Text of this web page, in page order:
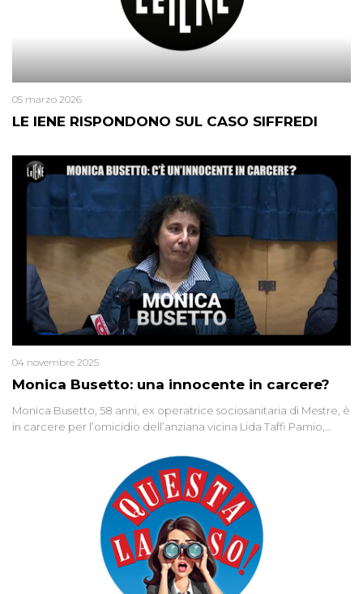
LE IENE RISPONDONO SUL CASO SIFFREDI
05 marzo 2026
Monica Busetto: una innocente in carcere?
04 novembre 2025
Monica Busetto, 58 anni, ex operatrice sociosanitaria di Mestre, è
in carcere per l’omicidio dell’anziana vicina Lida Taffi Pamio,
minuscola su una collanina, Monica si proclama innocente. Nel
2015 un’altra donna confessa lo stesso delitto, poi ritratta. Due
colpevoli per un solo omicidio: errore giudiziario o giustizia